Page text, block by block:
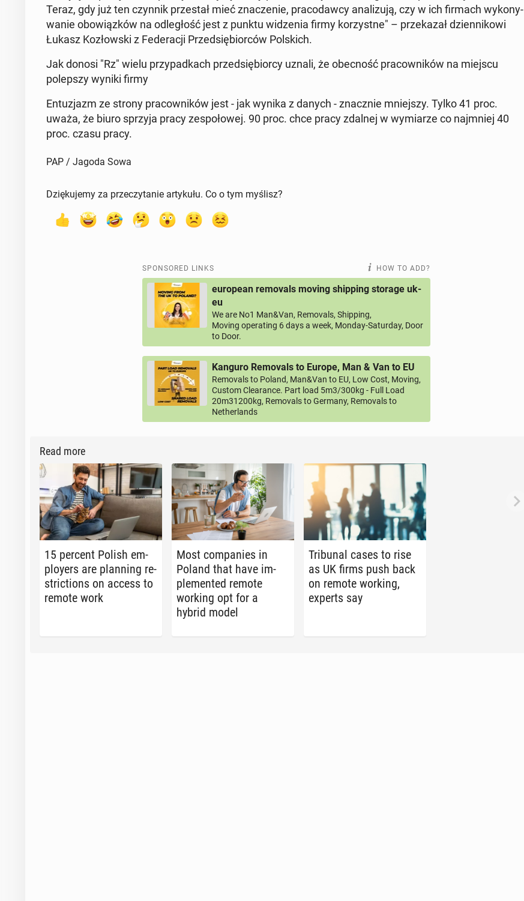
Teraz, gdy już ten czynnik przes­tał mieć znacze­nie, pra­co­daw­cy anal­izu­ją, czy w ich firmach wykony­
wanie obow­iązków na odległość jest z punktu widzenia firmy ko­rzystne" – przekazał dzi­en­nikowi
Łukasz Kozłows­ki z Fed­er­acji Przed­siębior­ców Pol­s­kich.
Jak donosi "Rz" wielu przy­pad­kach przed­siębior­cy uznali, że obec­ność pra­cown­ików na miejscu
polep­szy wyniki firmy
En­tuz­jazm ze strony pra­cown­ików jest - jak wynika z danych - znacznie mniejszy. Tylko 41 proc.
uważa, że biuro sprzyja pracy ze­społowej. 90 proc. chce pracy zdalnej w wymi­arze co na­jm­niej 40
proc. czasu pracy.
PAP / Jagoda Sowa
Dziękujemy za przeczytanie artykułu. Co o tym myślisz?
SPONSORED LINKS HOW TO ADD?
european removals moving shipping storage uk-
eu
We are No1 Man&Van, Removals, Shipping,
Moving operating 6 days a week, Monday-Saturday, Door
to Door.
Kanguro Removals to Europe, Man & Van to EU
Removals to Poland, Man&Van to EU, Low Cost, Moving,
Custom Clearance. Part load 5m3/300kg - Full Load
20m31200kg, Removals to Germany, Removals to
Netherlands
Read more
15 percent Polish em­
ploy­ers are plan­ning re­
stric­tions on access to
remote work
Most com­pa­nies in
Poland that have im­
ple­ment­ed remote
working opt for a
hybrid model
Tri­bunal cases to rise
as UK firms push back
on remote working,
experts say